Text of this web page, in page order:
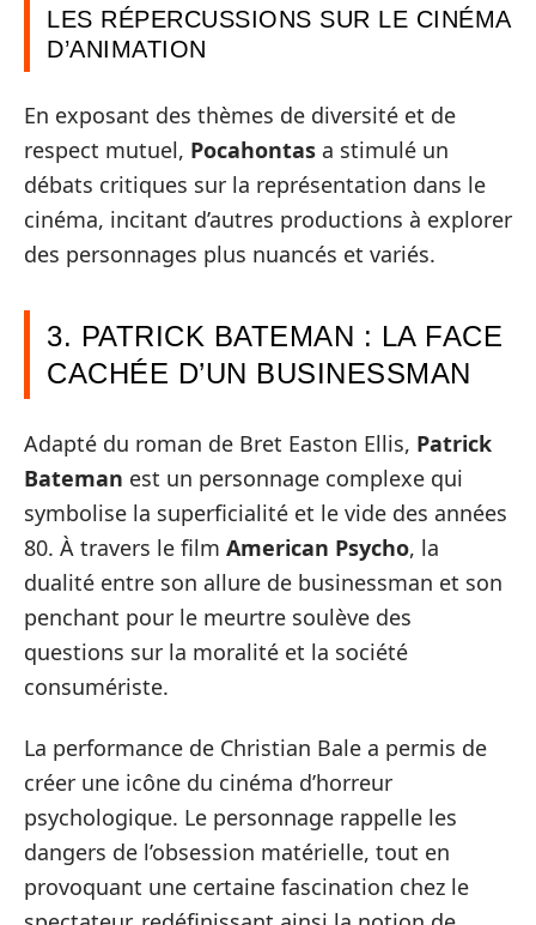
LES RÉPERCUSSIONS SUR LE CINÉMA
D’ANIMATION
En exposant des thèmes de diversité et de
respect mutuel, Pocahontas a stimulé un
débats critiques sur la représentation dans le
cinéma, incitant d’autres productions à explorer
des personnages plus nuancés et variés.
3. PATRICK BATEMAN : LA FACE
CACHÉE D’UN BUSINESSMAN
Adapté du roman de Bret Easton Ellis, Patrick
Bateman est un personnage complexe qui
symbolise la superficialité et le vide des années
80. À travers le film American Psycho, la
dualité entre son allure de businessman et son
penchant pour le meurtre soulève des
questions sur la moralité et la société
consumériste.
La performance de Christian Bale a permis de
créer une icône du cinéma d’horreur
psychologique. Le personnage rappelle les
dangers de l’obsession matérielle, tout en
provoquant une certaine fascination chez le